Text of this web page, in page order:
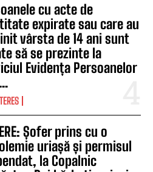
cu acte de
expirate sau care au
vârsta de 14 ani sunt
să se prezinte la
Evidența Persoanelor
Șofer prins cu o
uriașă și permisul
la Copalnic